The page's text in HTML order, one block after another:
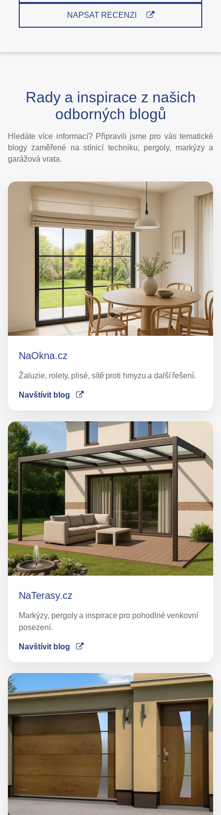
NAPSAT RECENZI
Rady a inspirace z našich
odborných blogů
Hledáte více informací? Připravili jsme pro vás tematické
blogy zaměřené na stínicí techniku, pergoly, markýzy a
garážová vrata.
NaOkna.cz
Žaluzie, rolety, plisé, sítě proti hmyzu a další řešení.
Navštívit blog
NaTerasy.cz
Markýzy, pergoly a inspirace pro pohodlné venkovní
posezení.
Navštívit blog